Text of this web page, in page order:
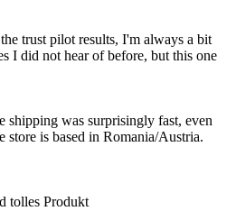
trust pilot results, I'm always a bit
I did not hear of before, but this one
shipping was surprisingly fast, even
store is based in Romania/Austria.
tolles Produkt